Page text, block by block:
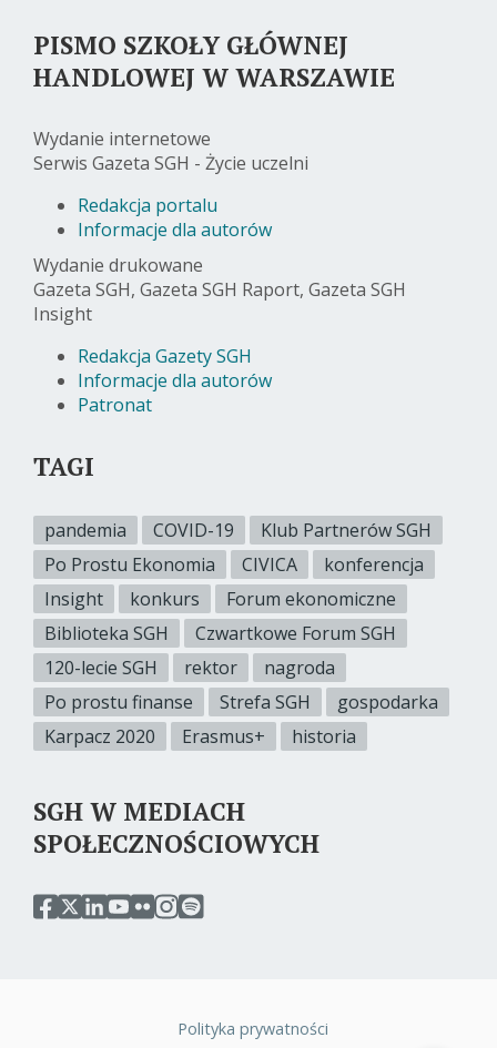
PISMO SZKOŁY GŁÓWNEJ
HANDLOWEJ W WARSZAWIE
Wydanie internetowe
Serwis Gazeta SGH - Życie uczelni
Redakcja portalu
Informacje dla autorów
Wydanie drukowane
Gazeta SGH, Gazeta SGH Raport, Gazeta SGH
Insight
Redakcja Gazety SGH
Informacje dla autorów
Patronat
TAGI
pandemia COVID-19
Klub Partnerów SGH
Po Prostu Ekonomia
CIVICA
konferencja
Insight
konkurs
Forum ekonomiczne
Biblioteka SGH
Czwartkowe Forum SGH
120-lecie SGH
rektor
nagroda
Po prostu finanse
Strefa SGH
gospodarka
Karpacz 2020
Erasmus+ historia
SGH W MEDIACH
SPOŁECZNOŚCIOWYCH
przejdź
przejdź
przejdź
przejdź
przejdź
przejdźprzejdź
Polityka prywatności